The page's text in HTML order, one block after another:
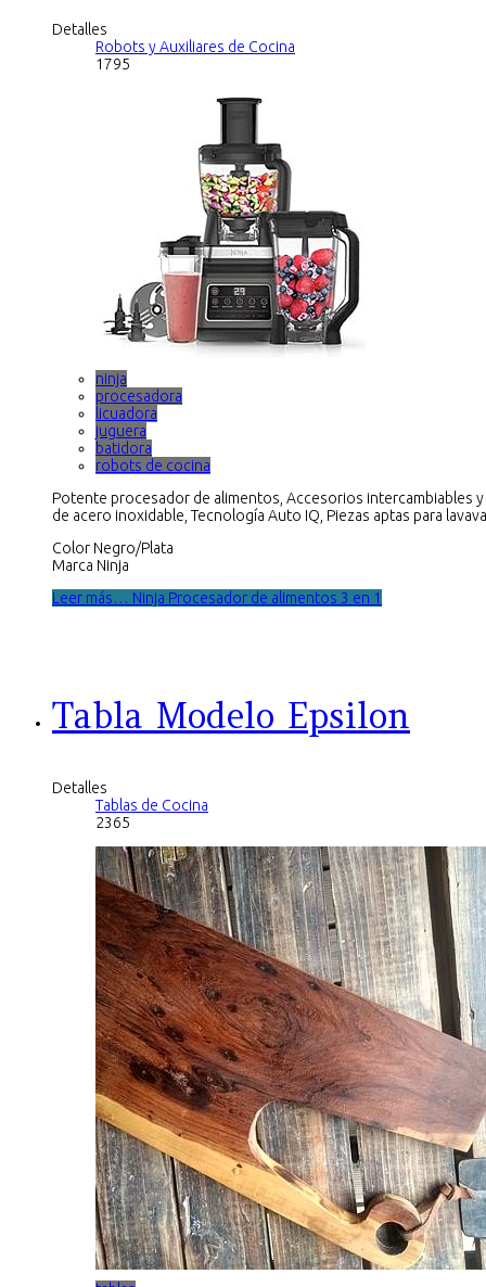
Detalles
Robots y Auxiliares de Cocina
1795
ninja
procesadora
licuadora
juguera
batidora
robots de cocina
Potente procesador de alimentos, Accesorios intercambiables y
de acero inoxidable, Tecnología Auto IQ, Piezas aptas para
Color Negro/Plata
Marca Ninja
Leer más… Ninja Procesador de alimentos 3 en 1
Tabla Modelo Epsilon
Detalles
Tablas de Cocina
2365